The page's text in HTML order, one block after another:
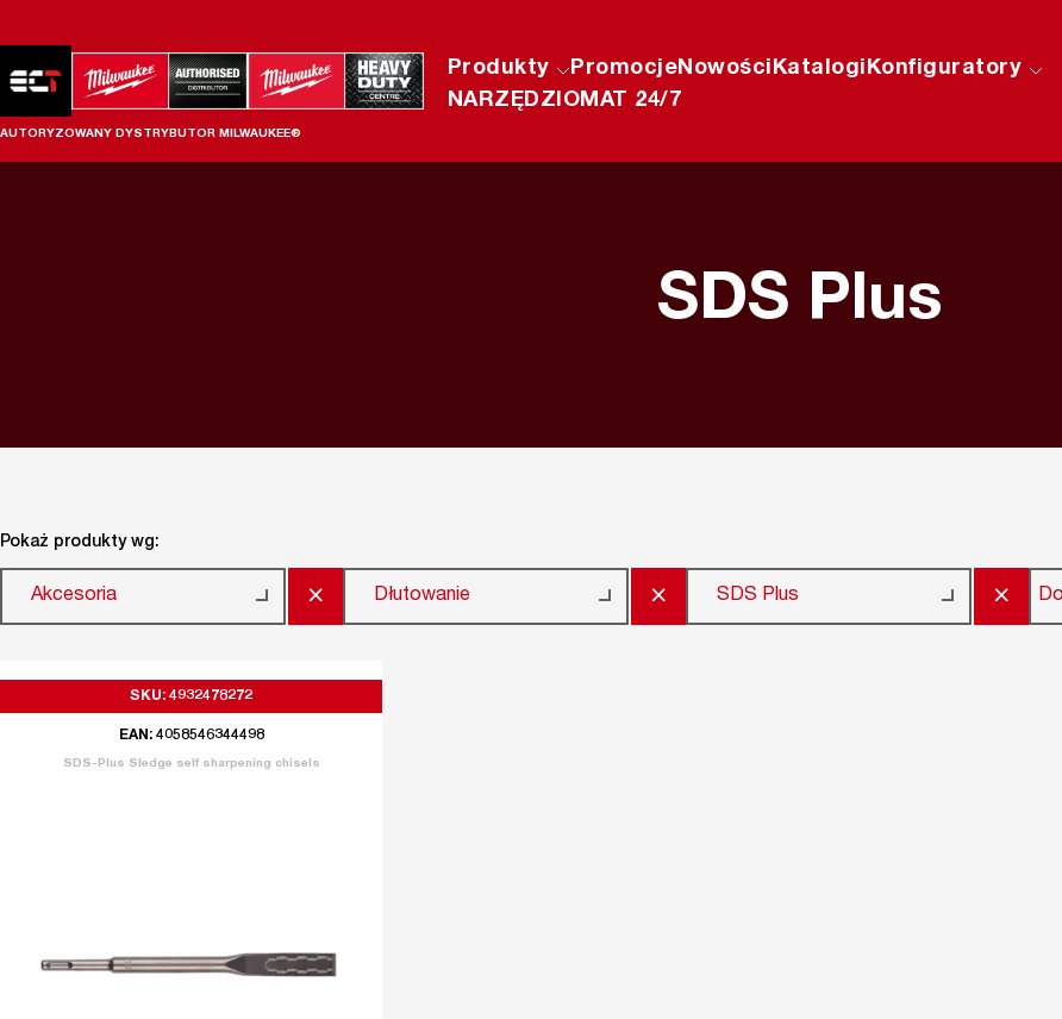
AUTORYZOWANY DYSTRYBUTOR MILWAUKEE®
Produkty PromocjeNowościKatalogiKonfiguratory
NARZĘDZIOMAT 24/7
SDS Plus
Pokaż produkty wg:
Akcesoria × Dłutowanie × SDS Plus ×
SKU: 4932478272
EAN: 4058546344498
SDS-Plus Sledge self sharpening chisels